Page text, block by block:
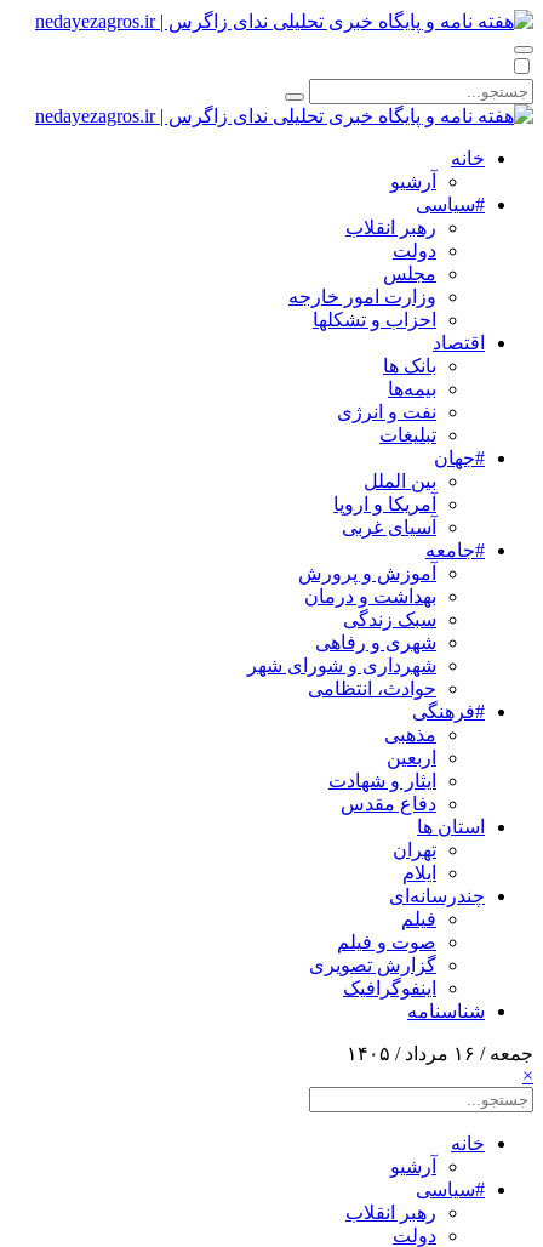
خانه
آرشیو
#سیاسی
رهبر انقلاب
دولت
مجلس
وزارت امور خارجه
احزاب و تشکلها
اقتصاد
بانک ها
بیمه‌ها
نفت و انرژی
تبلیغات
#جهان
بین الملل
آمریکا و اروپا
آسیای غربی
#جامعه
آموزش و پرورش
بهداشت و درمان
سبک زندگی
شهری و رفاهی
شهرداری و شورای شهر
حوادث، انتظامی
#فرهنگی
مذهبی
اربعین
ایثار و شهادت
دفاع مقدس
استان ها
تهران
ایلام
چندرسانه‌ای
فیلم
صوت و فیلم
گزارش تصویری
اینفوگرافیک
شناسنامه
جمعه / ۱۶ مرداد / ۱۴۰۵
×
خانه
آرشیو
#سیاسی
رهبر انقلاب
دولت